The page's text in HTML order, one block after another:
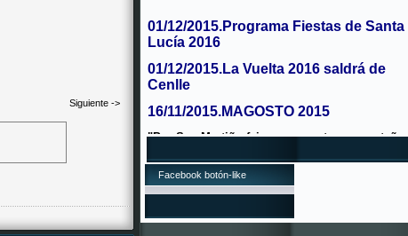
Siguiente ->
01/12/2015.Programa Fiestas de Santa
Lucía 2016
01/12/2015.La Vuelta 2016 saldrá de
Cenlle
16/11/2015.MAGOSTO 2015
"Por San Martiño faise o magosto con castañas
17/10/2015.LOTERÍA NAVIDAD 2015
¡A lotería de Nadal das Festas de Cenlle 2016 xa
Xa podedes mercar décimos e participacións en
Facebook botón-like